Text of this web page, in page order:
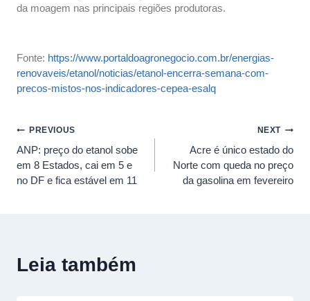
da moagem nas principais regiões produtoras.
Fonte: https://www.portaldoagronegocio.com.br/energias-
renovaveis/etanol/noticias/etanol-encerra-semana-com-
precos-mistos-nos-indicadores-cepea-esalq
PREVIOUS
ANP: preço do etanol sobe
em 8 Estados, cai em 5 e
no DF e fica estável em 11
NEXT
Acre é único estado do
Norte com queda no preço
da gasolina em fevereiro
Leia também